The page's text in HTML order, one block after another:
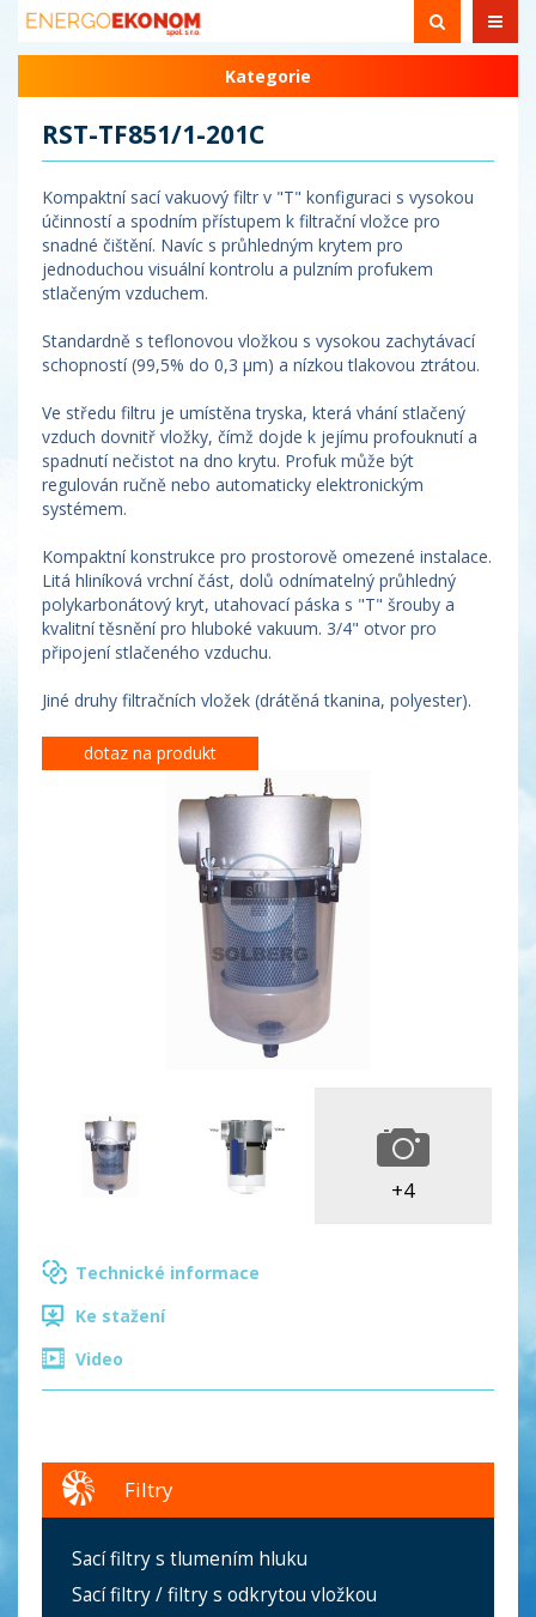
Kategorie
RST-TF851/1-201C
Kompaktní sací vakuový filtr v "T" konfiguraci s vysokou
účinností a spodním přístupem k filtrační vložce pro
snadné čištění. Navíc s průhledným krytem pro
jednoduchou visuální kontrolu a pulzním profukem
stlačeným vzduchem.
Standardně s teflonovou vložkou s vysokou zachytávací
schopností (99,5% do 0,3 µm) a nízkou tlakovou ztrátou.
Ve středu filtru je umístěna tryska, která vhání stlačený
vzduch dovnitř vložky, čímž dojde k jejímu profouknutí a
spadnutí nečistot na dno krytu. Profuk může být
regulován ručně nebo automaticky elektronickým
systémem.
Kompaktní konstrukce pro prostorově omezené instalace.
Litá hliníková vrchní část, dolů odnímatelný průhledný
polykarbonátový kryt, utahovací páska s "T" šrouby a
kvalitní těsnění pro hluboké vakuum. 3/4" otvor pro
připojení stlačeného vzduchu.
Jiné druhy filtračních vložek (drátěná tkanina, polyester).
dotaz na produkt
+4
Technické informace
Ke stažení
Video
Filtry
Sací filtry s tlumením hluku
Sací filtry / filtry s odkrytou vložkou